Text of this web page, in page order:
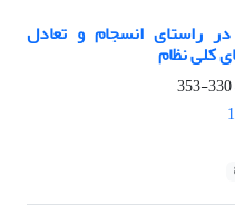
راستای انسجام و تعادل
کلی نظام
330-353